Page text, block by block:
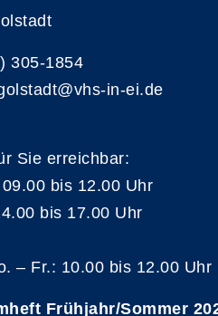
305-1854
in-ei.de
Sie erreichbar:
bis 12.00 Uhr
bis 17.00 Uhr
– Fr.: 10.00 bis 12.00 Uhr
Frühjahr/Sommer